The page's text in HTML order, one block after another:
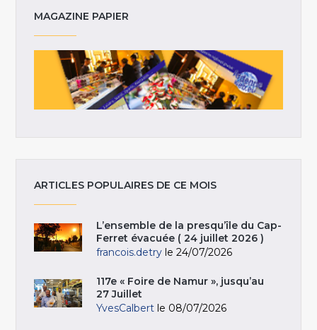
MAGAZINE PAPIER
ARTICLES POPULAIRES DE CE MOIS
L’ensemble de la presqu’île du Cap-
Ferret évacuée ( 24 juillet 2026 )
francois.detry le 24/07/2026
117e « Foire de Namur », jusqu’au
27 Juillet
YvesCalbert le 08/07/2026